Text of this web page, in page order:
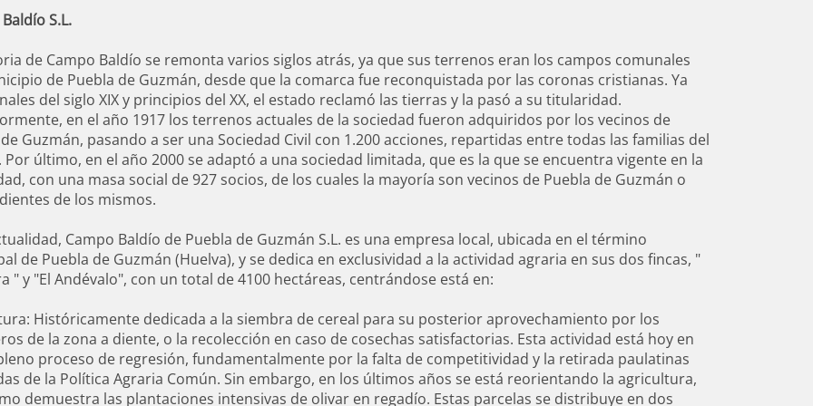
Encaje de Bolillos
Dibujo
Armero
El Castillo
Campo Baldío
La Presa
Las Herrerías
Las Cortas
El Ferrocarril del Guadiana
S.L.
de Campo Baldío se remonta varios siglos atrás, ya que sus terrenos eran los campos comunales
de Puebla de Guzmán, desde que la comarca fue reconquistada por las coronas cristianas. Ya
del siglo XIX y principios del XX, el estado reclamó las tierras y la pasó a su titularidad.
en el año 1917 los terrenos actuales de la sociedad fueron adquiridos por los vecinos de
Guzmán, pasando a ser una Sociedad Civil con 1.200 acciones, repartidas entre todas las familias del
Por último, en el año 2000 se adaptó a una sociedad limitada, que es la que se encuentra vigente en la
con una masa social de 927 socios, de los cuales la mayoría son vecinos de Puebla de Guzmán o
de los mismos.
Campo Baldío de Puebla de Guzmán S.L. es una empresa local, ubicada en el término
de Puebla de Guzmán (Huelva), y se dedica en exclusividad a la actividad agraria en sus dos fincas, "
" y "El Andévalo", con un total de 4100 hectáreas, centrándose está en:
Históricamente dedicada a la siembra de cereal para su posterior aprovechamiento por los
de la zona a diente, o la recolección en caso de cosechas satisfactorias. Esta actividad está hoy en
proceso de regresión, fundamentalmente por la falta de competitividad y la retirada paulatinas
de la Política Agraria Común. Sin embargo, en los últimos años se está reorientando la agricultura,
demuestra las plantaciones intensivas de olivar en regadío. Estas parcelas se distribuye en dos